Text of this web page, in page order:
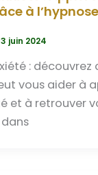
à l’hypnose
juin 2024
:
vous aider à
et à retrouver